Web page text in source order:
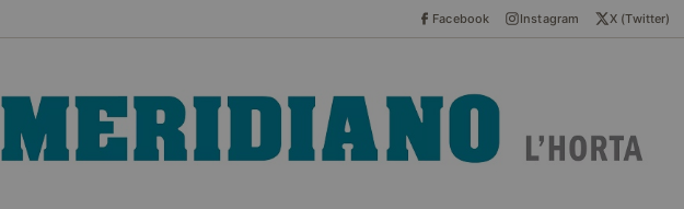
Facebook Instagram X (Twitter)